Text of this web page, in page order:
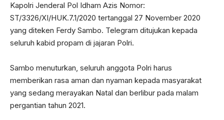
Kapolri Jenderal Pol Idham Azis Nomor:
ST/3326/XI/HUK.7.1/2020 tertanggal 27 November 2020
yang diteken Ferdy Sambo. Telegram ditujukan kepada
seluruh kabid propam di jajaran Polri.
Sambo menuturkan, seluruh anggota Polri harus
memberikan rasa aman dan nyaman kepada masyarakat
yang sedang merayakan Natal dan berlibur pada malam
pergantian tahun 2021.